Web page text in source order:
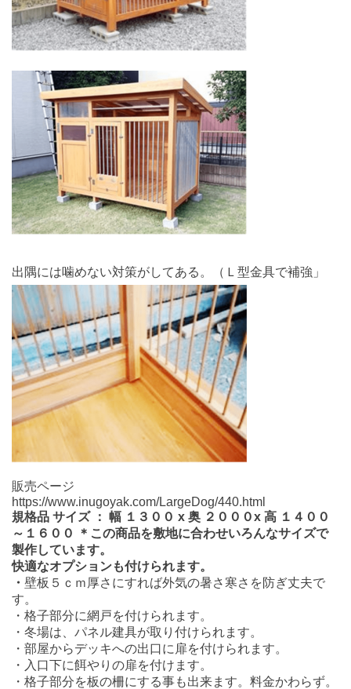
出隅には噛めない対策がしてある。（Ｌ型金具で補強」
販売ページ
https://www.inugoyak.com/LargeDog/440.html
規格品 サイズ ： 幅 １３００ x 奥 ２０００x 高 １４００
～１６００
＊この商品を敷地に合わせいろんなサイズで
製作しています。
快適なオプションも付けられます。
・ 壁板５ｃｍ厚さにすれば外気の暑さ寒さを防ぎ丈夫で
す。
・格子部分に網戸を付けられます。
・冬場は、パネル建具が取り付けられます。
・部屋からデッキへの出口に扉を付けられます。
・入口下に餌やりの扉を付けます。
・格子部分を板の柵にする事も出来ます。料金かわらず。